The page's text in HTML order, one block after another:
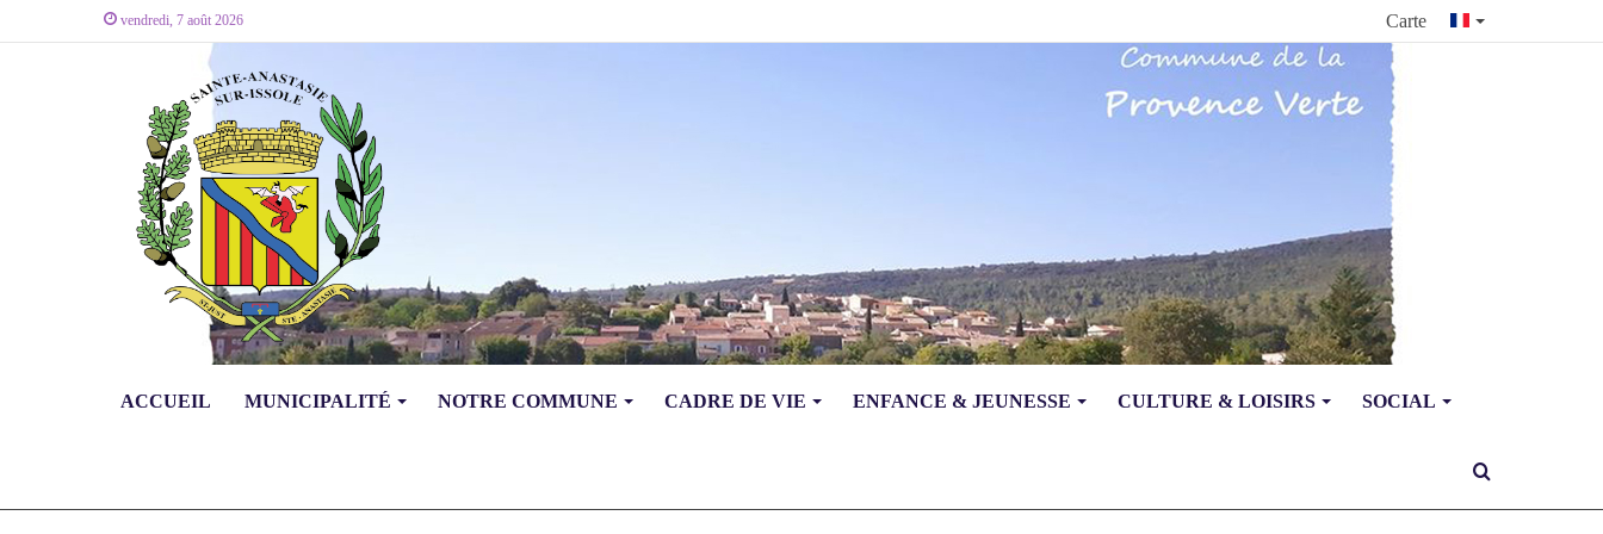
vendredi, 7 août 2026 Carte
ACCUEIL MUNICIPALITÉ NOTRE COMMUNE CADRE DE VIE ENFANCE & JEUNESSE CULTURE & LOISIRS SOCIAL